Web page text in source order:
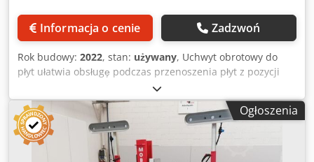
Informacja o cenie Zadzwoń
Rok budowy: 2022, stan: używany, Uchwyt obrotowy do
płyt ułatwia obsługę podczas przenoszenia płyt z pozycji
pionowej do poziomej. Rama nośna jest hydraulicznie
regulowana na wysokość i dodatkowo obrotowa. Rolki
podporowe ułatwiają przesuwanie w pozycji poziomej.
Cztery rolki kierunkowe gwarantują bezpieczny transport
wewnątrz zakładu. Dane techniczne: Wysokość podparcia:
Ogłoszenia